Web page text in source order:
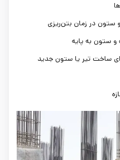
ستون در زمان بتن‌ریزی
ستون به پایه
ساخت تیر یا ستون جدید